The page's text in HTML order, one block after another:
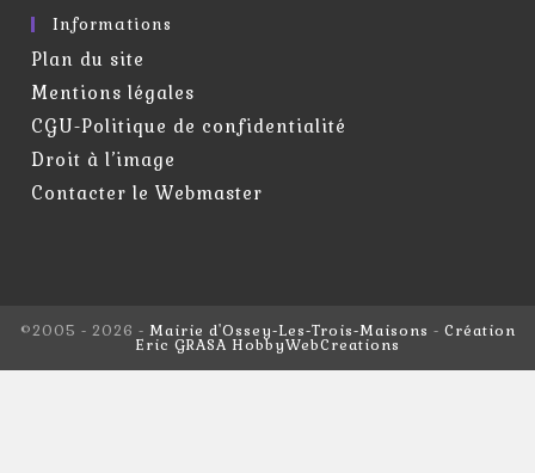
Informations
Plan du site
Mentions légales
CGU-Politique de confidentialité
Droit à l’image
Contacter le Webmaster
©2005 - 2026 - Mairie d'Ossey-Les-Trois-Maisons - Création
Eric GRASA HobbyWebCreations